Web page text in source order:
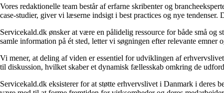
Vores redaktionelle team består af erfarne skribenter og
case-studier, giver vi læserne indsigt i best practices og nye
Servicekald.dk ønsker at være en pålidelig ressource for både små
samle information på ét sted, letter vi søgningen efter relevante emner
Vi mener, at deling af viden er essentiel for udviklingen af
til diskussion, hvilket skaber et dynamisk fællesskab omkring de
Servicekald.dk eksisterer for at støtte erhvervslivet i Danmark i deres